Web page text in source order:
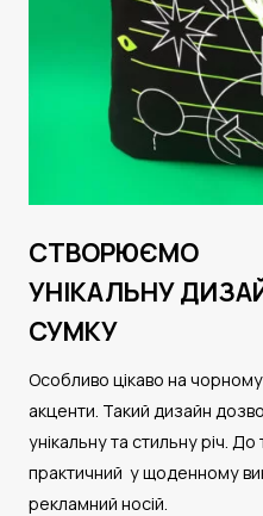
СТВОРЮЄМО
УНІКАЛЬНУ
СУМКУ
Особливо цікаво на
акценти. Такий дизайн
унікальну та стильну річ.
практичний у щоденному
рекламний носій.